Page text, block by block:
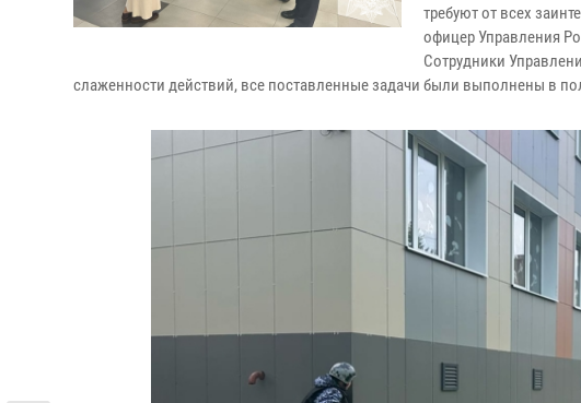
требуют от всех
офицер Управления
Сотрудники
слаженности действий, все поставленные задачи были выполнены в